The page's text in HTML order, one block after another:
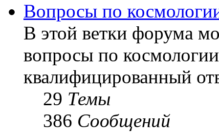
Вопросы по
В этой ветки форума
вопросы по
квалифицированный
29 Темы
386 Сообщений